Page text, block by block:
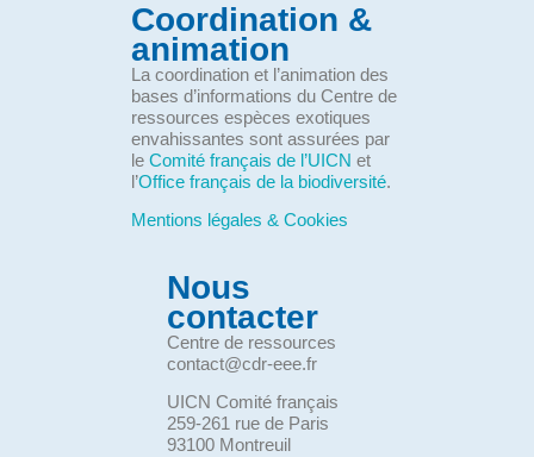
Coordination &
animation
La coordination et l’animation des
bases d’informations du Centre de
ressources espèces exotiques
envahissantes sont assurées par
le Comité français de l’UICN et
l’Office français de la biodiversité.
Mentions légales & Cookies
Nous
contacter
Centre de ressources
contact@cdr-eee.fr
UICN Comité français
259-261 rue de Paris
93100 Montreuil